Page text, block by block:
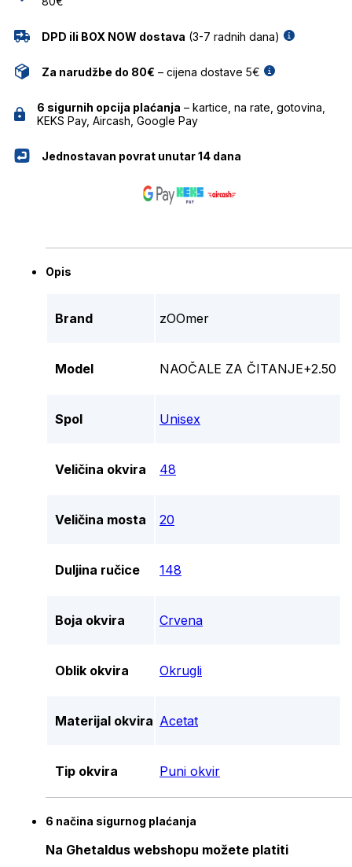
DPD ili BOX NOW dostava (3-7 radnih dana)
Za narudžbe do 80€ – cijena dostave 5€
6 sigurnih opcija plaćanja – kartice, na rate, gotovina,
KEKS Pay, Aircash, Google Pay
Jednostavan povrat unutar 14 dana
Opis
Brand zOOmer
Model NAOČALE ZA ČITANJE+2.50
Spol Unisex
Veličina okvira 48
Veličina mosta 20
Duljina ručice 148
Boja okvira Crvena
Oblik okvira Okrugli
Materijal okvira Acetat
Tip okvira Puni okvir
6 načina sigurnog plaćanja
Na Ghetaldus webshopu možete platiti